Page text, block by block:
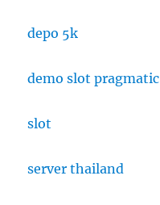
depo 5k
demo slot pragmatic
slot
server thailand